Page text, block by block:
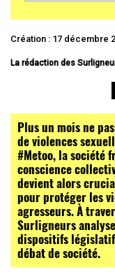
Création : 17 décembre
La rédaction des
Plus un mois ne
de violences
#Metoo, la société
conscience
devient alors
pour protéger les
agresseurs. À
Surligneurs
dispositifs
débat de société.